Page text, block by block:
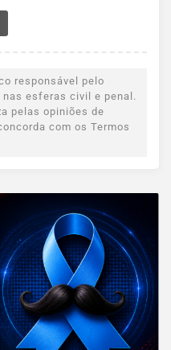
responsável pelo
esferas civil e penal.
pelas opiniões de
com os Termos